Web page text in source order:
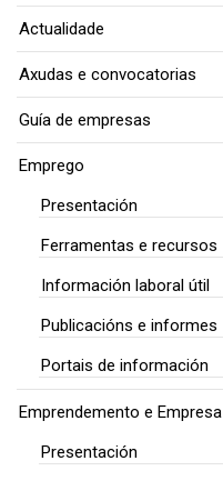
Actualidade
Axudas e convocatorias
Guía de empresas
Emprego
Presentación
Ferramentas e recursos
Información laboral útil
Publicacións e informes
Portais de información
Emprendemento e Empresa
Presentación